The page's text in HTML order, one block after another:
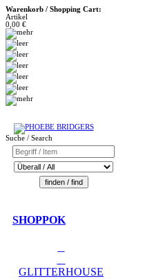
Warenkorb / Shopping Cart:
Artikel
0,00 €
Suche / Search
SHOPPOK
GLITTERHOUSE